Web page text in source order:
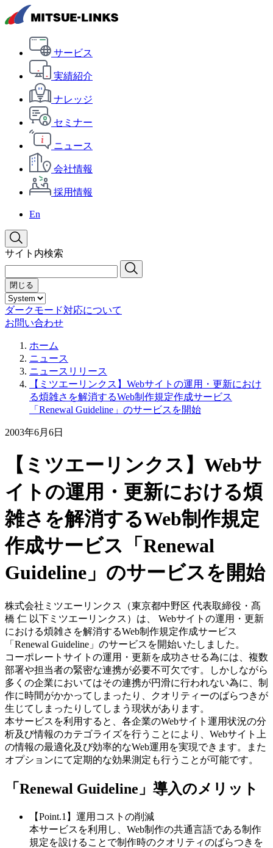
サービス
実績紹介
ナレッジ
セミナー
ニュース
会社情報
採用情報
En
サイト内検索
閉じる
ダークモード対応について
お問い合わせ
ホーム
ニュース
ニュースリリース
【ミツエーリンクス】Webサイトの運用・更新におけ
る煩雑さを解消するWeb制作規定作成サービス
「Renewal Guideline」のサービスを開始
2003年6月6日
【ミツエーリンクス】Webサ
イトの運用・更新における煩
雑さを解消するWeb制作規定
作成サービス「Renewal
Guideline」のサービスを開始
株式会社ミツエーリンクス（東京都中野区 代表取締役・髙
橋 仁 以下ミツエーリンクス）は、 Webサイトの運用・更新
における煩雑さを解消するWeb制作規定作成サービス
「Renewal Guideline」のサービスを開始いたしました。
コーポレートサイトの運用・更新を成功させる為には、複数
部署や担当者の緊密な連携が必要不可欠です。しかしながら
多くの企業においてはその連携が円滑に行われない為に、制
作に時間がかかってしまったり、クオリティーのばらつきが
生じてしまったりしてしまう現状があります。
本サービスを利用すると、各企業のWebサイト運用状況の分
析及び情報のカテゴライズを行うことにより、Webサイト上
の情報の最適化及び効率的なWeb運用を実現できます。また
オプションにて定期的な効果測定も行うことが可能です。
「Renewal Guideline」導入のメリット
【Point.1】運用コストの削減
本サービスを利用し、Web制作の共通言語である制作
規定を設けることで制作時のクオリティのばらつきを